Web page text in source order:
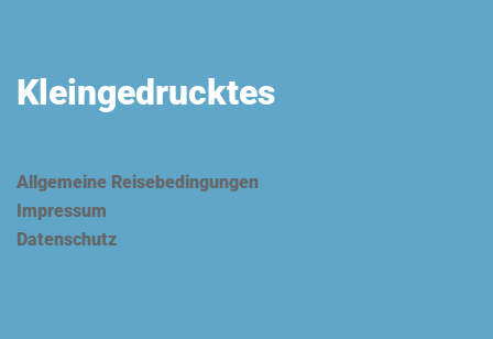
Kleingedrucktes
Allgemeine Reisebedingungen
Impressum
Datenschutz